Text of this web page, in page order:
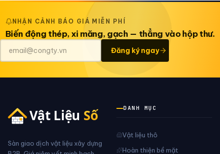
NHẬN CẢNH BÁO GIÁ MIỄN PHÍ
Biến động thép, xi măng, gạch — thẳng vào hộp thư.
Đăng ký ngay
Sàn giao dịch vật liệu xây dựng
DANH MỤC
Vật liệu thô
Hoàn thiện bề mặt